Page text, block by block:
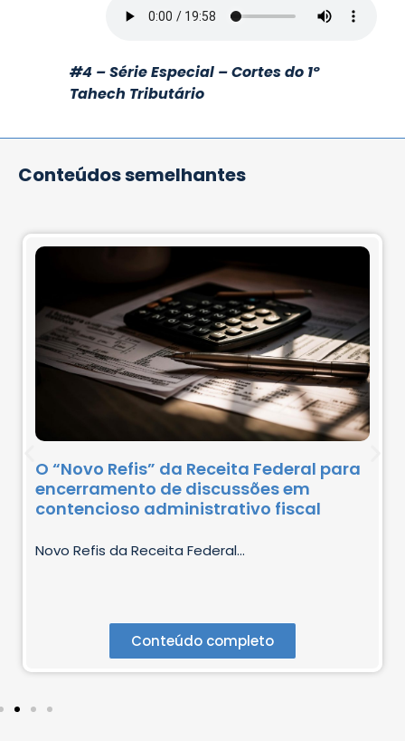
#4 – Série Especial – Cortes do 1º
Tahech Tributário
Conteúdos semelhantes
O “Novo Refis” da Receita Federal para
encerramento de discussões em
contencioso administrativo fiscal
Novo Refis da Receita Federal...
Conteúdo completo